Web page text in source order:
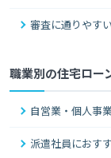
審査に通りやす
職業別の住宅ロー
自営業・個人事
派遣社員におす